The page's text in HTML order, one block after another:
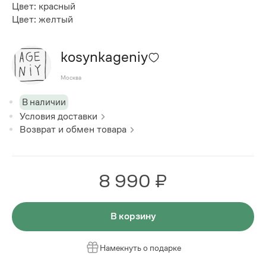
Цвет: красный
Цвет: желтый
kosynkageniy
Москва
В наличии
Условия доставки
Возврат и обмен товара
8 990 ₽
В корзину
Намекнуть о подарке